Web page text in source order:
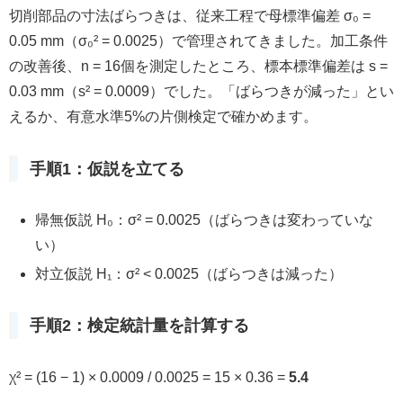
切削部品の寸法ばらつきは、従来工程で母標準偏差 σ₀ =
0.05 mm（σ₀² = 0.0025）で管理されてきました。加工条件
の改善後、n = 16個を測定したところ、標本標準偏差は s =
0.03 mm（s² = 0.0009）でした。「ばらつきが減った」とい
えるか、有意水準5%の片側検定で確かめます。
手順1：仮説を立てる
帰無仮説 H₀：σ² = 0.0025（ばらつきは変わっていな
い）
対立仮説 H₁：σ² < 0.0025（ばらつきは減った）
手順2：検定統計量を計算する
χ² = (16 − 1) × 0.0009 / 0.0025 = 15 × 0.36 = 5.4